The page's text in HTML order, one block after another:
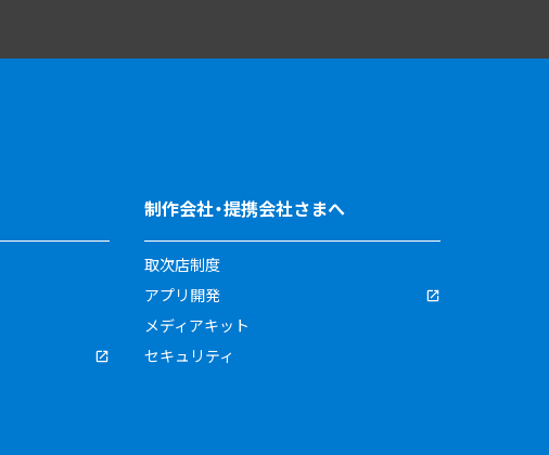
制作会社・提携会社さまへ
取次店制度
アプリ開発
メディアキット
セキュリティ